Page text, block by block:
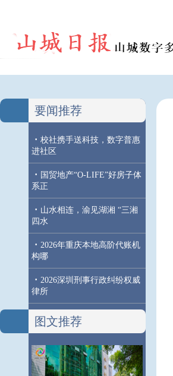
要闻推荐
· 校社携手送科技，数字普惠
进社区
· 国贸地产“O-LIFE”好房子体
系正
· 山水相连，渝见湖湘 “三湘
四水
· 2026年重庆本地高阶代账机
构哪
· 2026深圳刑事行政纠纷权威
律所
图文推荐